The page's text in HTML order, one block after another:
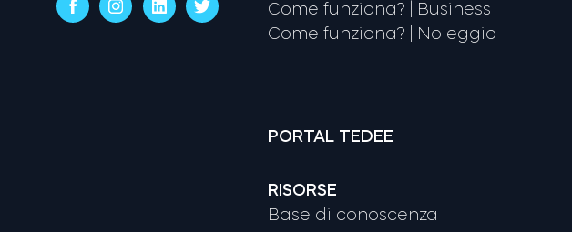
Come funziona? | Business
Come funziona? | Noleggio
PORTAL TEDEE
RISORSE
Base di conoscenza